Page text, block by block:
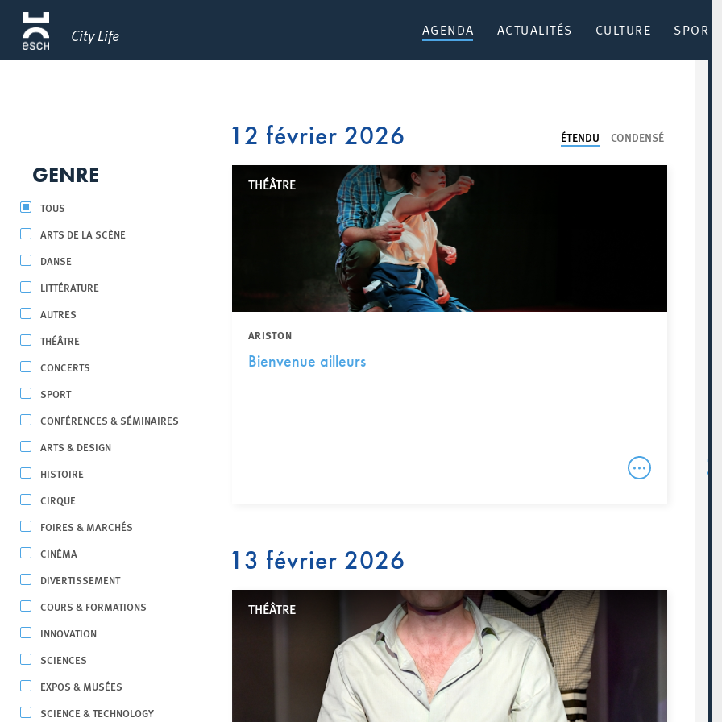
City Life AGENDA ACTUALITÉS CULTURE SPORT
GENRE
TOUS
ARTS DE LA SCÈNE
DANSE
LITTÉRATURE
AUTRES
THÉÂTRE
CONCERTS
SPORT
CONFÉRENCES & SÉMINAIRES
ARTS & DESIGN
HISTOIRE
CIRQUE
FOIRES & MARCHÉS
CINÉMA
DIVERTISSEMENT
COURS & FORMATIONS
INNOVATION
SCIENCES
EXPOS & MUSÉES
SCIENCE & TECHNOLOGY
ÉTENDU CONDENSÉ
12 février 2026
THÉÂTRE
ARISTON
Bienvenue ailleurs
13 février 2026
THÉÂTRE